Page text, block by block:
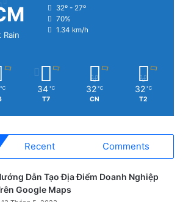
Rain
32º - 27º
70%
1.34 km/h
℃ 34 ℃
T7
32 ℃
CN
32 ℃
T2
Recent Comments
Dẫn Tạo Địa Điểm Doanh Nghiệp
Google Maps